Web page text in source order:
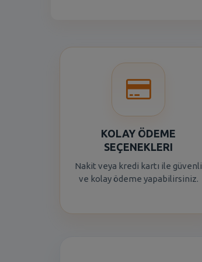
KOLAY ÖDEME
SEÇENEKLERI
Nakit veya kredi kartı ile güvenli
ve kolay ödeme yapabilirsiniz.